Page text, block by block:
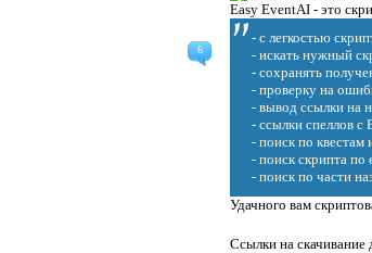
6
Easy EventAI - это
- с легкостью
- искать нужный
- сохранять
- проверку на
- вывод ссылки на
- ссылки спеллов
- поиск по квестам
- поиск скрипта по
- поиск по части
Удачного вам
Ссылки на скачивание